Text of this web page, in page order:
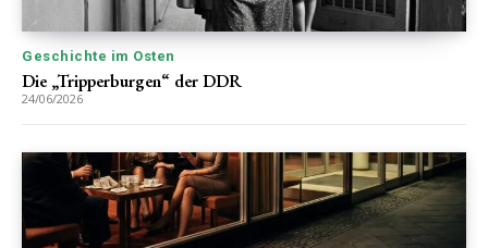
Geschichte im Osten
Die „Tripperburgen“ der DDR
24/06/2026